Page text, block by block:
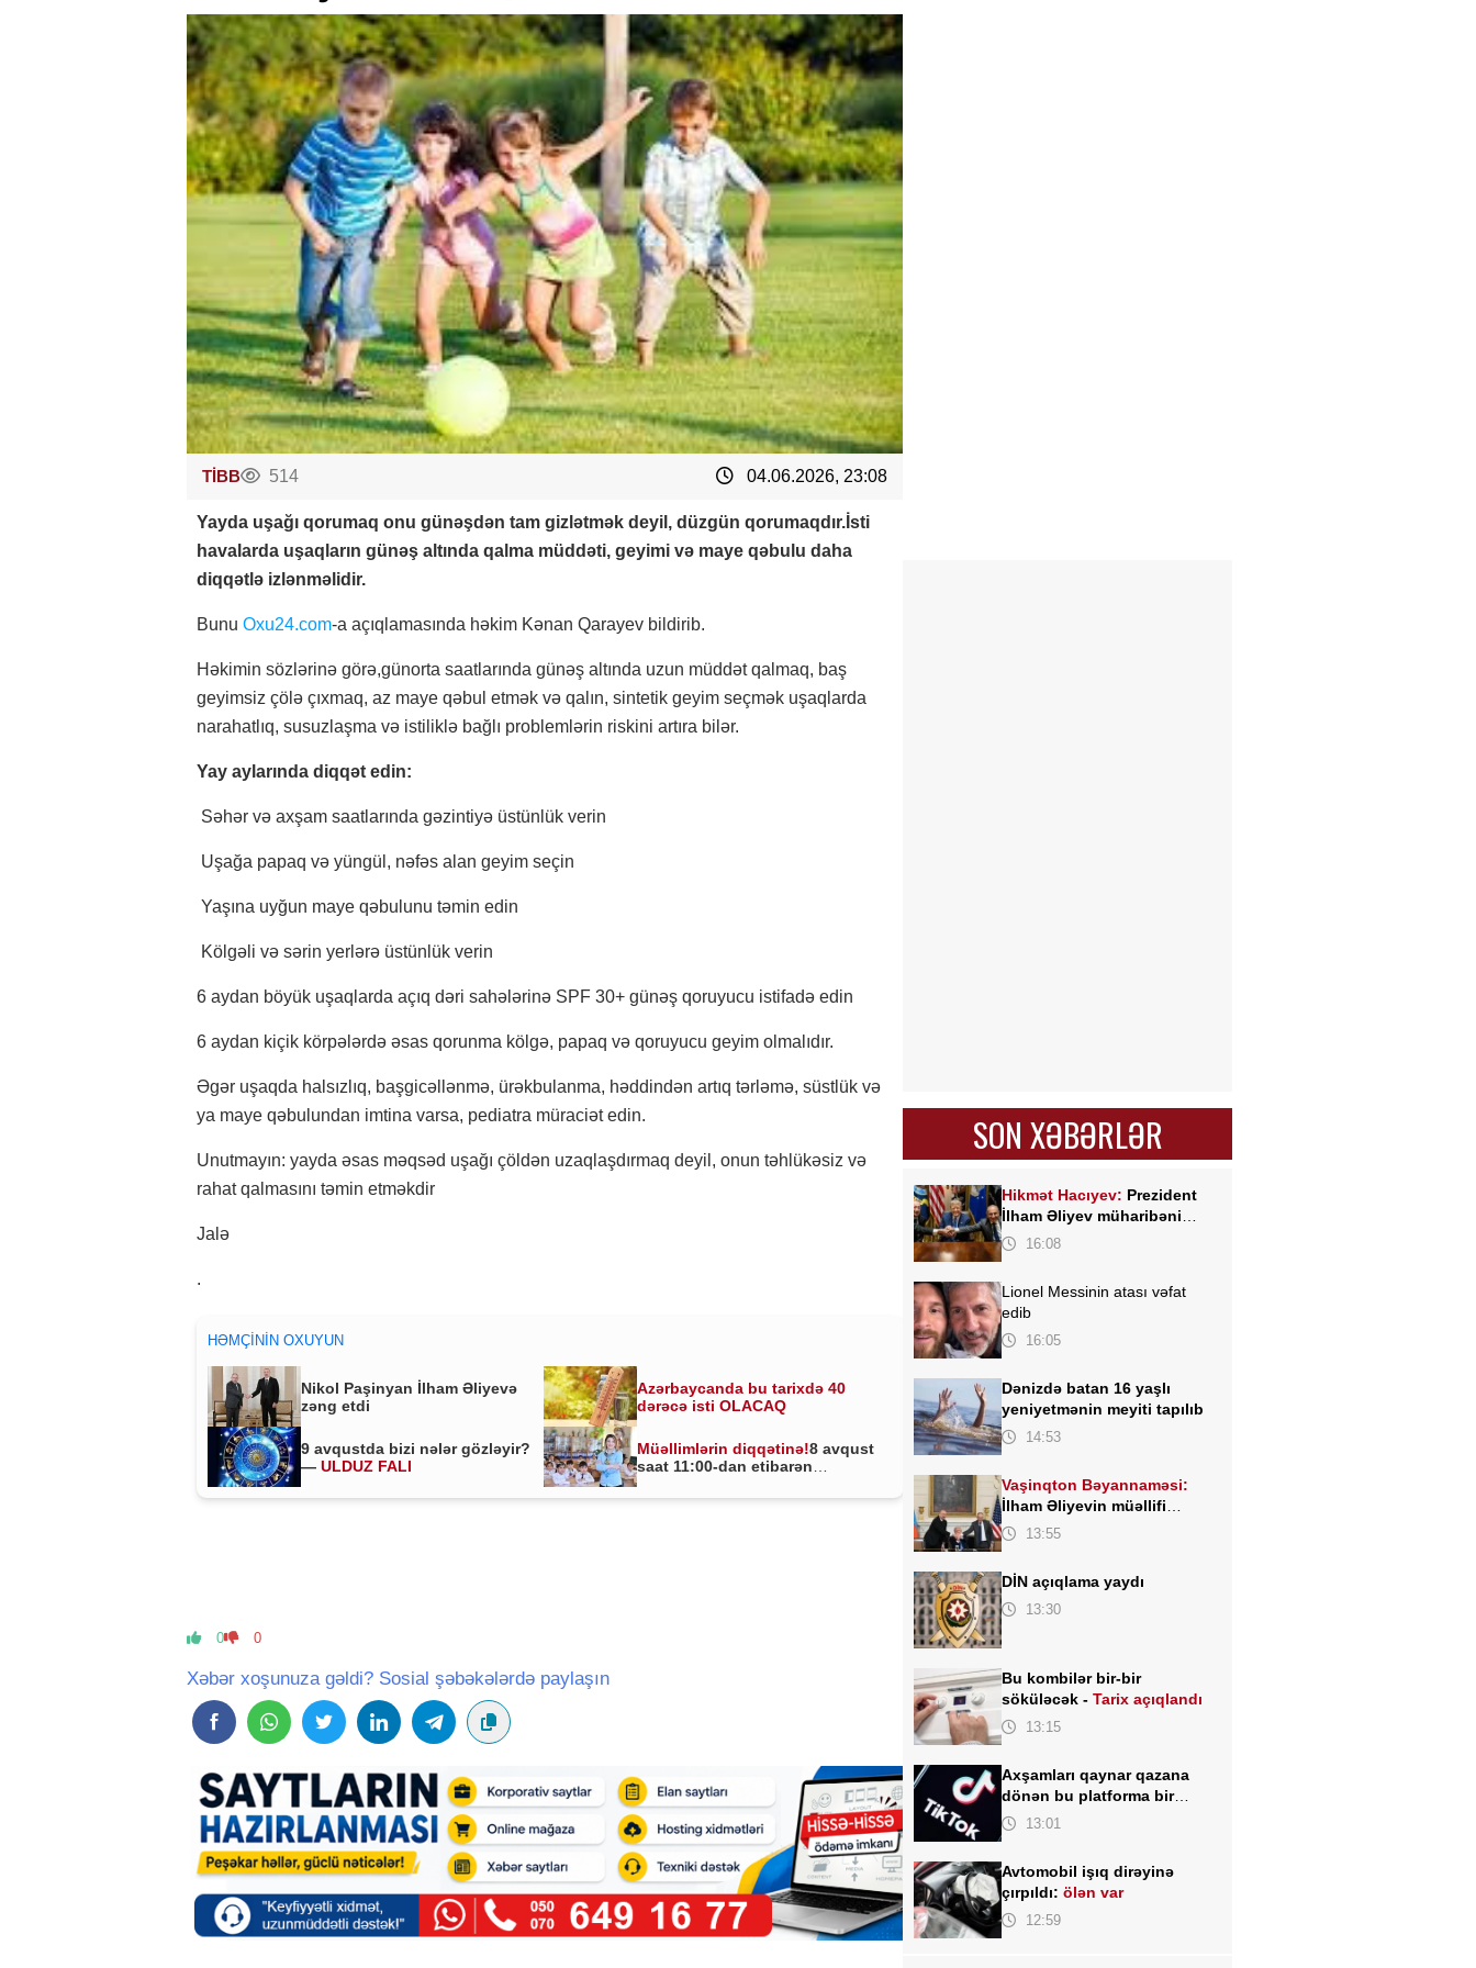
TİBB 514 04.06.2026, 23:08
Yayda uşağı qorumaq onu günəşdən tam gizlətmək deyil, düzgün qorumaqdır.İsti
havalarda uşaqların günəş altında qalma müddəti, geyimi və maye qəbulu daha
diqqətlə izlənməlidir.
Bunu Oxu24.com-a açıqlamasında həkim Kənan Qarayev bildirib.
Həkimin sözlərinə görə,günorta saatlarında günəş altında uzun müddət qalmaq, baş
geyimsiz çölə çıxmaq, az maye qəbul etmək və qalın, sintetik geyim seçmək uşaqlarda
narahatlıq, susuzlaşma və istiliklə bağlı problemlərin riskini artıra bilər.
Yay aylarında diqqət edin:
Səhər və axşam saatlarında gəzintiyə üstünlük verin
Uşağa papaq və yüngül, nəfəs alan geyim seçin
Yaşına uyğun maye qəbulunu təmin edin
Kölgəli və sərin yerlərə üstünlük verin
6 aydan böyük uşaqlarda açıq dəri sahələrinə SPF 30+ günəş qoruyucu istifadə edin
6 aydan kiçik körpələrdə əsas qorunma kölgə, papaq və qoruyucu geyim olmalıdır.
Əgər uşaqda halsızlıq, başgicəllənmə, ürəkbulanma, həddindən artıq tərləmə, süstlük və
ya maye qəbulundan imtina varsa, pediatra müraciət edin.
Unutmayın: yayda əsas məqsəd uşağı çöldən uzaqlaşdırmaq deyil, onun təhlükəsiz və
rahat qalmasını təmin etməkdir
Jalə
.
HƏMÇININ OXUYUN
Nikol Paşinyan İlham Əliyevə
zəng etdi
Azərbaycanda bu tarixdə 40
dərəcə isti OLACAQ
9 avqustda bizi nələr gözləyir?
—ULDUZ FALI
Müəllimlərin diqqətinə!8 avqust
saat 11:00-dan etibarən
0 0
Xəbər xoşunuza gəldi? Sosial şəbəkələrdə paylaşın
SON XƏBƏRLƏR
Hikmət Hacıyev: Prezident
İlham Əliyev müharibəni
qazandı, eyni zamanda sülhü
16:08
Lionel Messinin atası vəfat
edib
16:05
Dənizdə batan 16 yaşlı
yeniyetmənin meyiti tapılıb
14:53
Vaşinqton Bəyannaməsi:
İlham Əliyevin müəllifi
olduğu sülh gündəliyinin
13:55
DİN açıqlama yaydı
13:30
Bu kombilər bir-bir
söküləcək -Tarix açıqlandı
13:15
Axşamları qaynar qazana
dönən bu platforma bir
zümrə qadınlarla dolu olur...
13:01
Avtomobil işıq dirəyinə
çırpıldı: ölən var
12:59